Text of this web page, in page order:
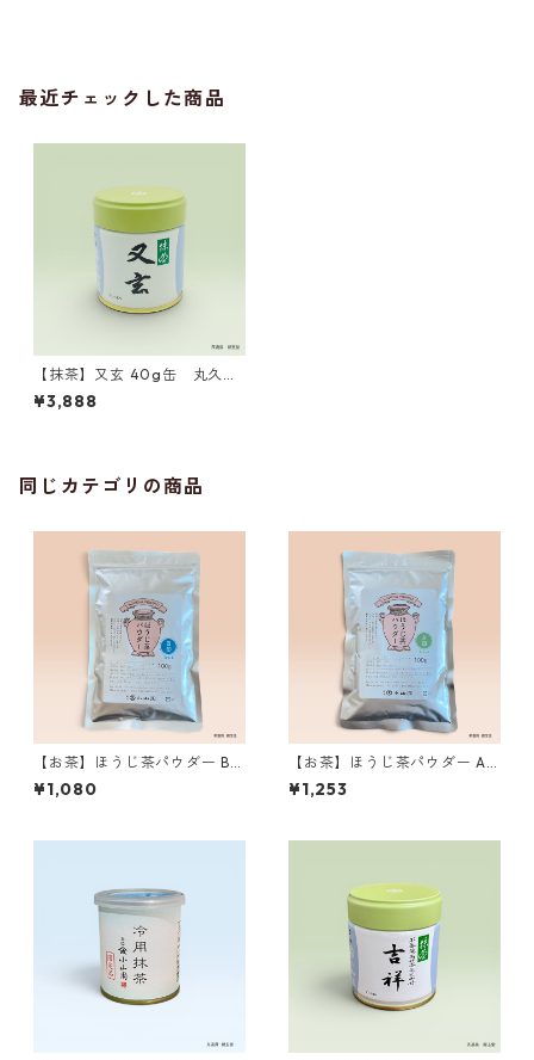
最近チェックした商品
【抹茶】又玄 40g缶 丸久小
山園製 ／Matcha Yugen 40g
¥3,888
同じカテゴリの商品
【お茶】ほうじ茶パウダー B印
100g 丸久小山園製 ／Hojic
ha Powder Type B 100g
¥1,080
【お茶】ほうじ茶パウダー A
印 100g 丸久小山園製 ／Hoj
icha Powder Type A 100g
¥1,253